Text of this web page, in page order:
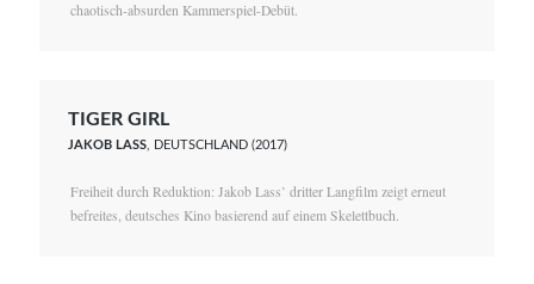
chaotisch-absurden Kammerspiel-Debüt.
TIGER GIRL
JAKOB LASS, DEUTSCHLAND (2017)
Freiheit durch Reduktion: Jakob Lass’ dritter Langfilm zeigt erneut
befreites, deutsches Kino basierend auf einem Skelettbuch.